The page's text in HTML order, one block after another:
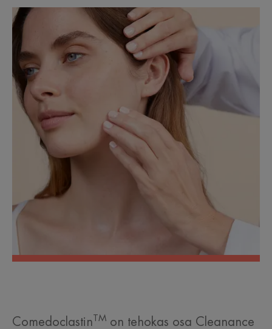
Comedoclastin TM on tehokas osa Cleanance